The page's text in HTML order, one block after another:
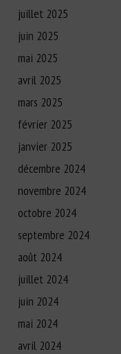
juillet 2025
juin 2025
mai 2025
avril 2025
mars 2025
février 2025
janvier 2025
décembre 2024
novembre 2024
octobre 2024
septembre 2024
août 2024
juillet 2024
juin 2024
mai 2024
avril 2024